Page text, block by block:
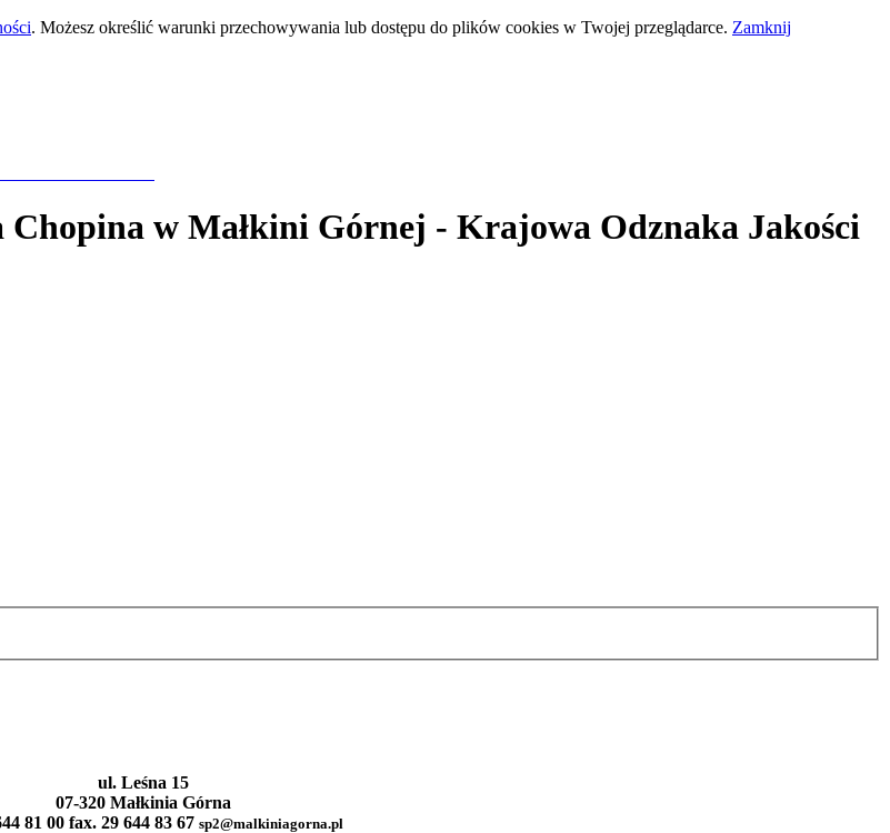
. Możesz określić warunki przechowywania lub dostępu do plików cookies w Twojej przeglądarce. Zamknij
Chopina w Małkini Górnej - Krajowa Odznaka Jakości
ul. Leśna 15
07-320 Małkinia Górna
81 00 fax. 29 644 83 67 sp2@malkiniagorna.pl